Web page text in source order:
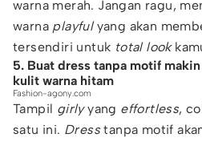
warna merah. Jangan ragu,
warna playfulyang akan
tersendiri untuk total look
5. Buat dress tanpa motif
kulit warna hitam
Fashion-agony.com
Tampil girlyyang effortless,
satu ini. Dresstanpa motif